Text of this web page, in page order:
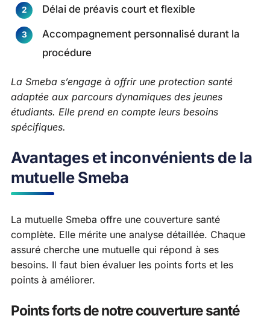
Délai de préavis court et flexible
Accompagnement personnalisé durant la
procédure
La Smeba s’engage à offrir une protection santé
adaptée aux parcours dynamiques des jeunes
étudiants. Elle prend en compte leurs besoins
spécifiques.
Avantages et inconvénients de la
mutuelle Smeba
La mutuelle Smeba offre une couverture santé
complète. Elle mérite une analyse détaillée. Chaque
assuré cherche une mutuelle qui répond à ses
besoins. Il faut bien évaluer les points forts et les
points à améliorer.
Points forts de notre couverture santé